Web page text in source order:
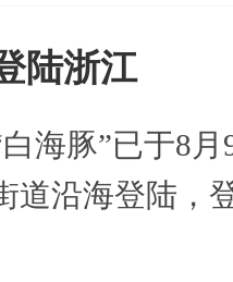
陆浙江
海豚”已于8
道沿海登陆，